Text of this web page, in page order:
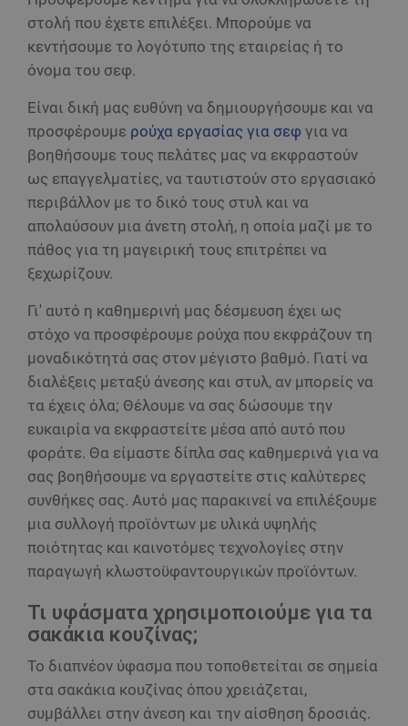
στολή που έχετε επιλέξει. Μπορούμε να
κεντήσουμε το λογότυπο της εταιρείας ή το
όνομα του σεφ.
Είναι δική μας ευθύνη να δημιουργήσουμε και να
προσφέρουμε ρούχα εργασίας για σεφ για να
βοηθήσουμε τους πελάτες μας να εκφραστούν
ως επαγγελματίες, να ταυτιστούν στο εργασιακό
περιβάλλον με το δικό τους στυλ και να
απολαύσουν μια άνετη στολή, η οποία μαζί με το
πάθος για τη μαγειρική τους επιτρέπει να
ξεχωρίζουν.
Γι' αυτό η καθημερινή μας δέσμευση έχει ως
στόχο να προσφέρουμε ρούχα που εκφράζουν τη
μοναδικότητά σας στον μέγιστο βαθμό. Γιατί να
διαλέξεις μεταξύ άνεσης και στυλ, αν μπορείς να
τα έχεις όλα; Θέλουμε να σας δώσουμε την
ευκαιρία να εκφραστείτε μέσα από αυτό που
φοράτε. Θα είμαστε δίπλα σας καθημερινά για να
σας βοηθήσουμε να εργαστείτε στις καλύτερες
συνθήκες σας. Αυτό μας παρακινεί να επιλέξουμε
μια συλλογή προϊόντων με υλικά υψηλής
ποιότητας και καινοτόμες τεχνολογίες στην
παραγωγή κλωστοϋφαντουργικών προϊόντων.
Τι υφάσματα χρησιμοποιούμε για τα
σακάκια κουζίνας;
Το διαπνέον ύφασμα που τοποθετείται σε σημεία
στα σακάκια κουζίνας όπου χρειάζεται,
συμβάλλει στην άνεση και την αίσθηση δροσιάς.